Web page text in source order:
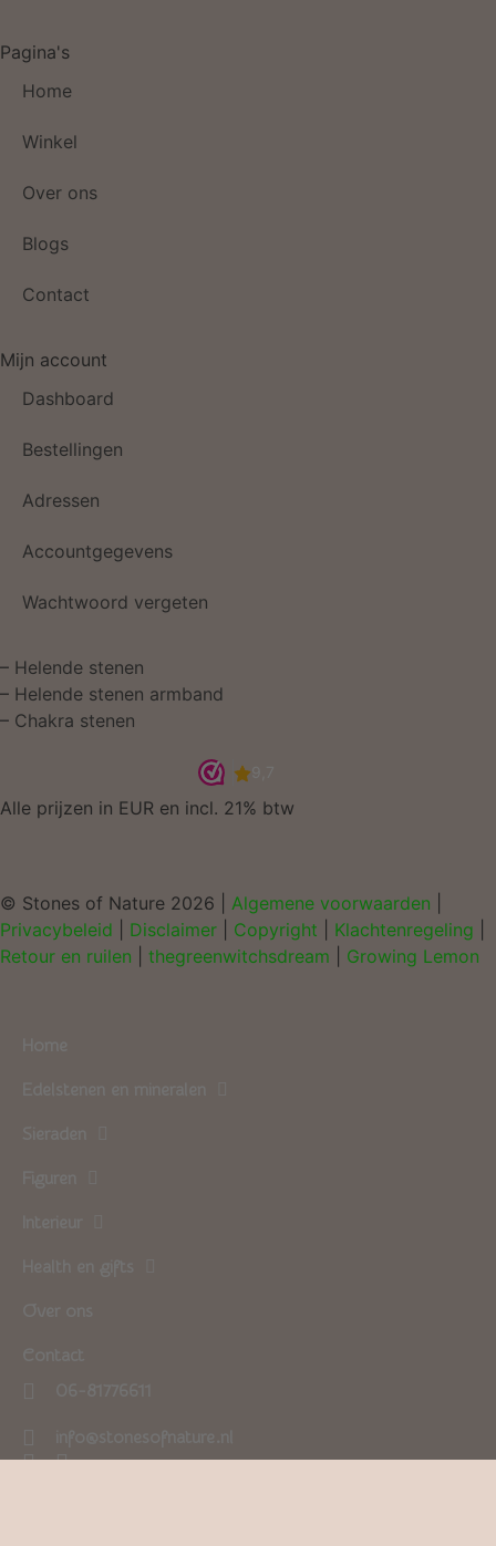
Pagina's
Home
Winkel
Over ons
Blogs
Contact
Mijn account
Dashboard
Bestellingen
Adressen
Accountgegevens
Wachtwoord vergeten
– Helende stenen
– Helende stenen armband
– Chakra stenen
Alle prijzen in EUR en incl. 21% btw
© Stones of Nature 2026 | Algemene voorwaarden
Privacybeleid
Disclaimer Copyright Klachtenregeling
Retour en ruilen
thegreenwitchsdream Growing Lemon